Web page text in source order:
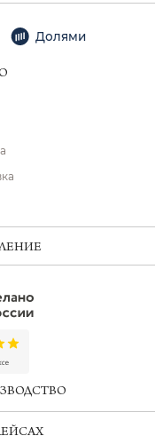
Долями